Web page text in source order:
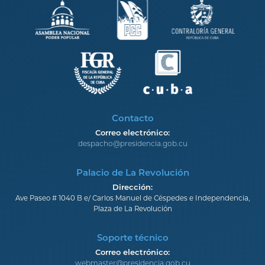
Contacto
Correo electrónico:
despacho@presidencia.gob.cu
Palacio de La Revolución
Dirección:
Ave Paseo # 1040 B e/ Carlos Manuel de Céspedes e Independencia,
Plaza de La Revolución
Soporte técnico
Correo electrónico:
webmaster@presidencia.gob.cu